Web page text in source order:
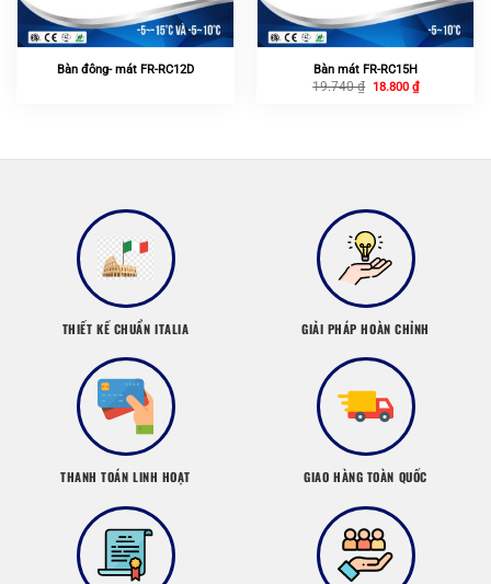
Bàn đông- mát FR-RC12D Bàn mát FR-RC15H
19.740₫ Giá
18.800 ₫Giá
hiện
THIẾT KẾ CHUẨN ITALIA GIẢI PHÁP HOÀN CHỈNH
THANH TOÁN LINH HOẠT GIAO HÀNG TOÀN QUỐC